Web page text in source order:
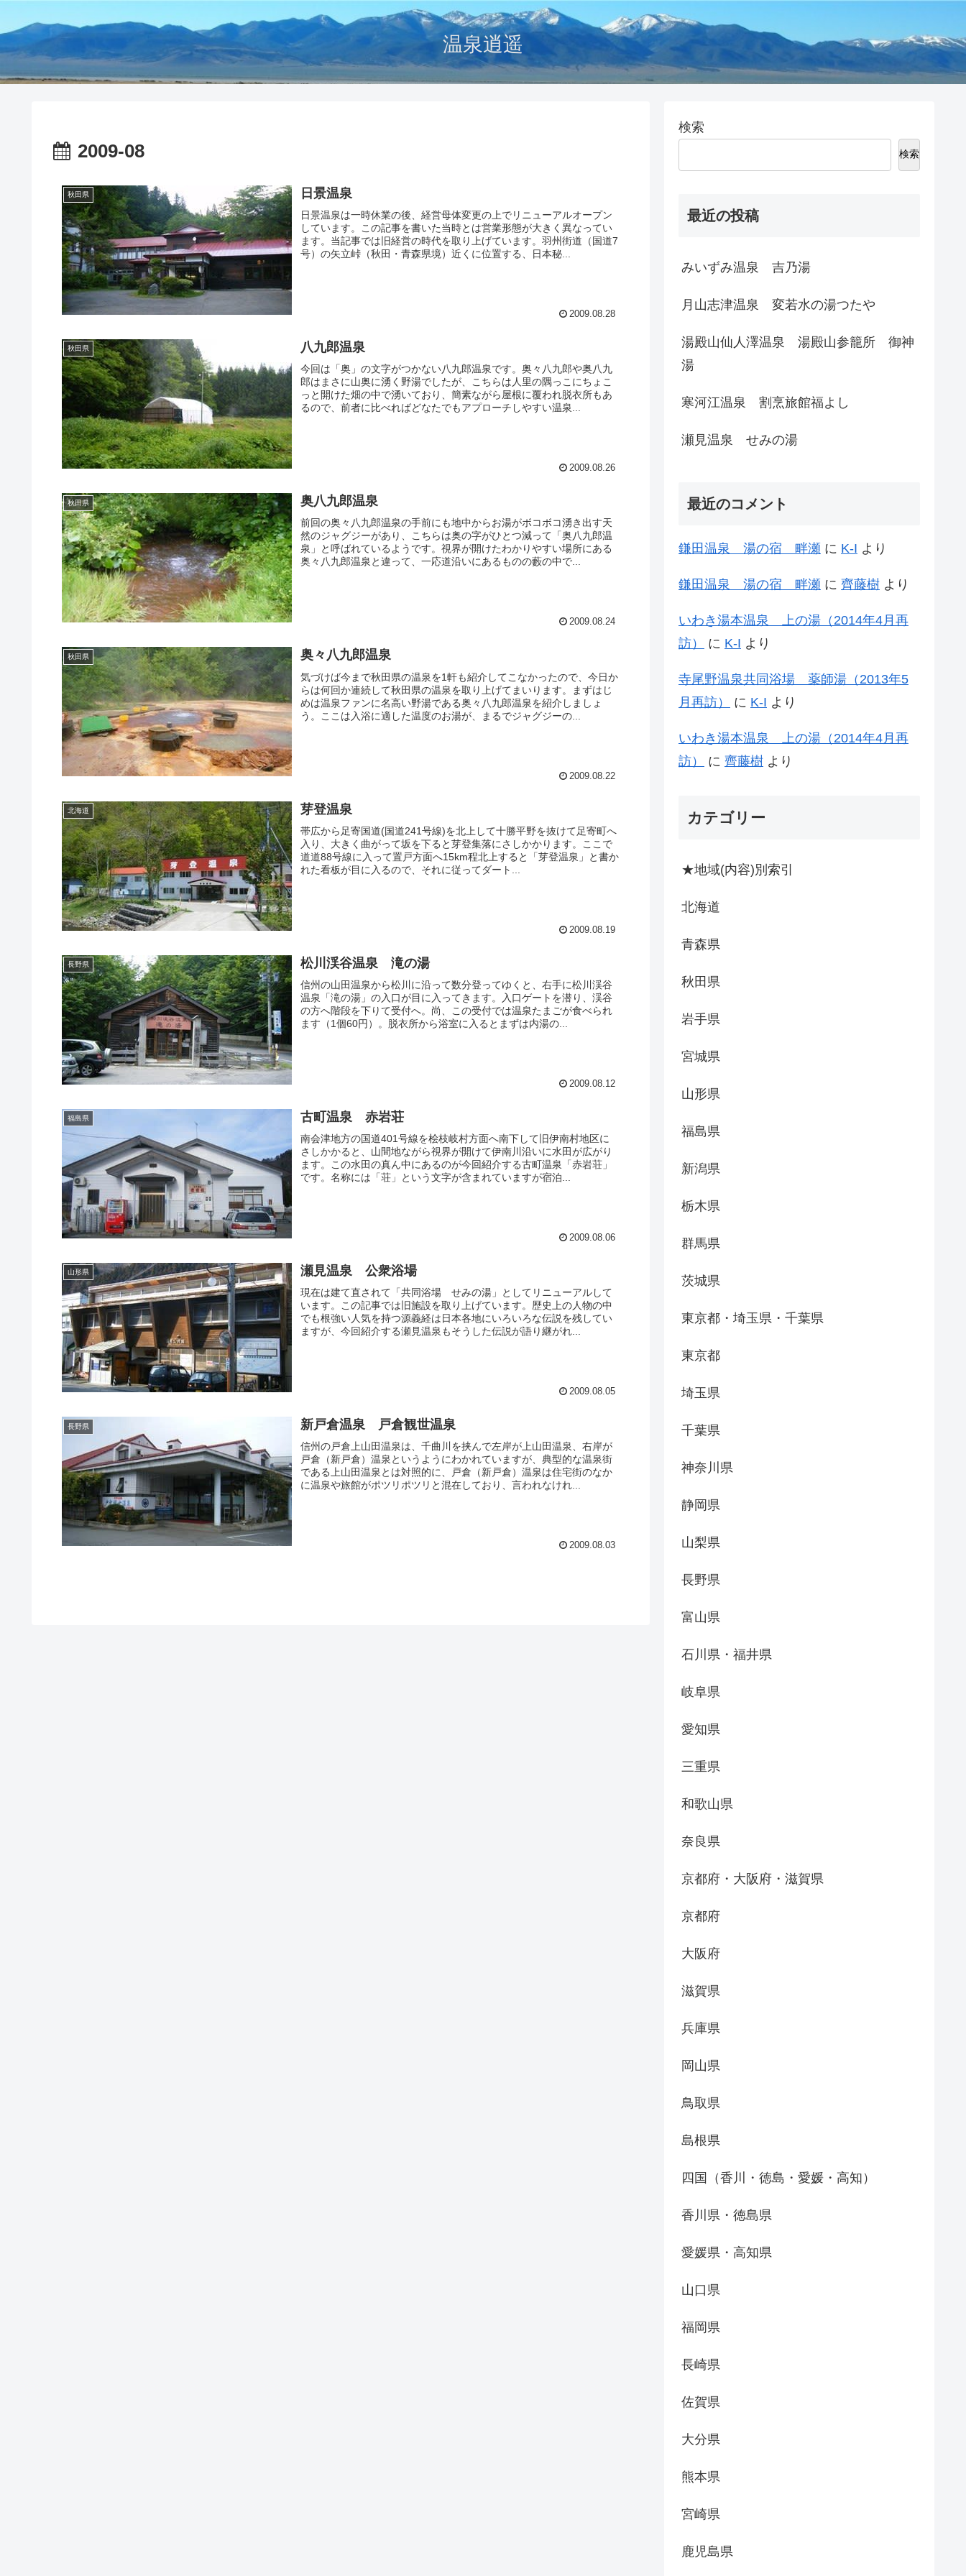
温泉逍遥
2009-08
秋田県 日景温泉
日景温泉は一時休業の後、経営母体変更の上でリニューアルオープン
しています。この記事を書いた当時とは営業形態が大きく異なってい
ます。当記事では旧経営の時代を取り上げています。羽州街道（国道7
号）の矢立峠（秋田・青森県境）近くに位置する、日本秘...
2009.08.28
秋田県 八九郎温泉
今回は「奥」の文字がつかない八九郎温泉です。奥々八九郎や奥八九
郎はまさに山奥に湧く野湯でしたが、こちらは人里の隅っこにちょこ
っと開けた畑の中で湧いており、簡素ながら屋根に覆われ脱衣所もあ
るので、前者に比べればどなたでもアプローチしやすい温泉...
2009.08.26
秋田県 奥八九郎温泉
前回の奥々八九郎温泉の手前にも地中からお湯がボコボコ湧き出す天
然のジャグジーがあり、こちらは奥の字がひとつ減って「奥八九郎温
泉」と呼ばれているようです。視界が開けたわかりやすい場所にある
奥々八九郎温泉と違って、一応道沿いにあるものの藪の中で...
2009.08.24
秋田県 奥々八九郎温泉
気づけば今まで秋田県の温泉を1軒も紹介してこなかったので、今日か
らは何回か連続して秋田県の温泉を取り上げてまいります。まずはじ
めは温泉ファンに名高い野湯である奥々八九郎温泉を紹介しましょ
う。ここは入浴に適した温度のお湯が、まるでジャグジーの...
2009.08.22
北海道 芽登温泉
帯広から足寄国道(国道241号線)を北上して十勝平野を抜けて足寄町へ
入り、大きく曲がって坂を下ると芽登集落にさしかかります。ここで
道道88号線に入って置戸方面へ15km程北上すると「芽登温泉」と書か
れた看板が目に入るので、それに従ってダート...
2009.08.19
長野県 松川渓谷温泉 滝の湯
信州の山田温泉から松川に沿って数分登ってゆくと、右手に松川渓谷
温泉「滝の湯」の入口が目に入ってきます。入口ゲートを潜り、渓谷
の方へ階段を下りて受付へ。尚、この受付では温泉たまごが食べられ
ます（1個60円）。脱衣所から浴室に入るとまずは内湯の...
2009.08.12
福島県 古町温泉 赤岩荘
南会津地方の国道401号線を桧枝岐村方面へ南下して旧伊南村地区に
さしかかると、山間地ながら視界が開けて伊南川沿いに水田が広がり
ます。この水田の真ん中にあるのが今回紹介する古町温泉「赤岩荘」
です。名称には「荘」という文字が含まれていますが宿泊...
2009.08.06
山形県 瀬見温泉 公衆浴場
現在は建て直されて「共同浴場 せみの湯」としてリニューアルして
います。この記事では旧施設を取り上げています。歴史上の人物の中
でも根強い人気を持つ源義経は日本各地にいろいろな伝説を残してい
ますが、今回紹介する瀬見温泉もそうした伝説が語り継がれ...
2009.08.05
長野県 新戸倉温泉 戸倉観世温泉
信州の戸倉上山田温泉は、千曲川を挟んで左岸が上山田温泉、右岸が
戸倉（新戸倉）温泉というようにわかれていますが、典型的な温泉街
である上山田温泉とは対照的に、戸倉（新戸倉）温泉は住宅街のなか
に温泉や旅館がポツリポツリと混在しており、言われなけれ...
2009.08.03
検索
検索
最近の投稿
みいずみ温泉 吉乃湯
月山志津温泉 変若水の湯つたや
湯殿山仙人澤温泉 湯殿山参籠所 御神
湯
寒河江温泉 割烹旅館福よし
瀬見温泉 せみの湯
最近のコメント
鎌田温泉 湯の宿 畔瀬 に K-I より
鎌田温泉 湯の宿 畔瀬 に 齊藤樹 より
いわき湯本温泉 上の湯（2014年4月再
訪）
に K-I より
寺尾野温泉共同浴場 薬師湯（2013年5
月再訪）
に K-I より
いわき湯本温泉 上の湯（2014年4月再
訪）
に 齊藤樹 より
カテゴリー
★地域(内容)別索引
北海道
青森県
秋田県
岩手県
宮城県
山形県
福島県
新潟県
栃木県
群馬県
茨城県
東京都・埼玉県・千葉県
東京都
埼玉県
千葉県
神奈川県
静岡県
山梨県
長野県
富山県
石川県・福井県
岐阜県
愛知県
三重県
和歌山県
奈良県
京都府・大阪府・滋賀県
京都府
大阪府
滋賀県
兵庫県
岡山県
鳥取県
島根県
四国（香川・徳島・愛媛・高知）
香川県・徳島県
愛媛県・高知県
山口県
福岡県
長崎県
佐賀県
大分県
熊本県
宮崎県
鹿児島県